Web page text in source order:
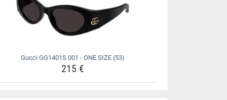
Gucci GG1401S 001 - ONE SIZE (53)
215 €